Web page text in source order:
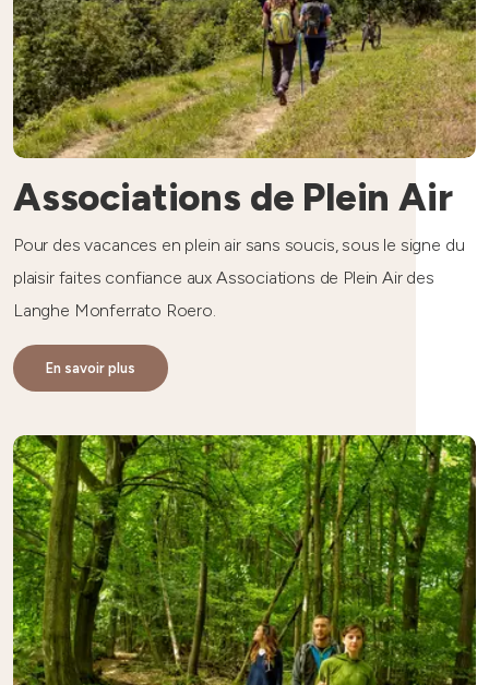
Associations de Plein Air
Pour des vacances en plein air sans soucis, sous le signe du
plaisir faites confiance aux Associations de Plein Air des
Langhe Monferrato Roero.
En savoir plus